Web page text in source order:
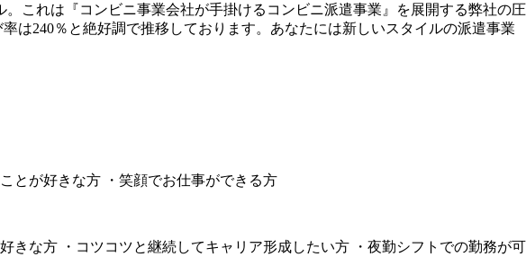
これは『コンビニ事業会社が手掛けるコンビニ派遣事業』を展開する弊社の圧
は240％と絶好調で推移しております。あなたには新しいスタイルの派遣事業
とが好きな方 ・笑顔でお仕事ができる方
きな方 ・コツコツと継続してキャリア形成したい方 ・夜勤シフトでの勤務が可